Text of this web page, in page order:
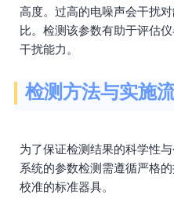
高度。过高的电噪声会干扰
比。检测该参数有助于评估
干扰能力。
检测方法与实施
为了保证检测结果的科学性
系统的参数检测需遵循严格
校准的标准器具。